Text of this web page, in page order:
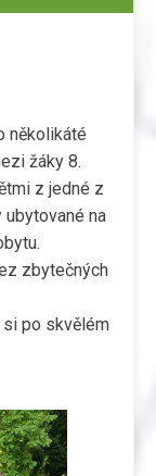
několikáté
žáky 8.
z jedné z
na
zbytečných
si po skvělém